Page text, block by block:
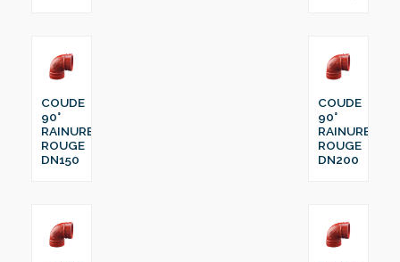
COUDE
90°
RAINURE
ROUGE
DN150
COUDE
90°
RAINURE
ROUGE
DN200